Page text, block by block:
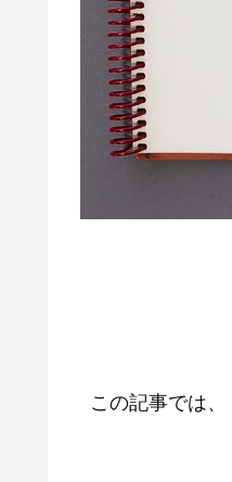
この記事では、